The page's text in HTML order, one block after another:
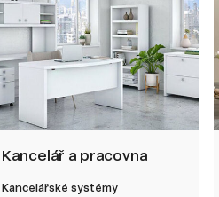
Kancelář a pracovna
Kancelářské systémy